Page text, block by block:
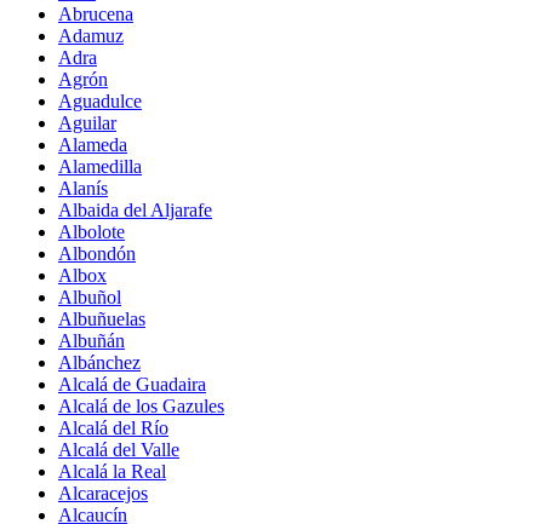
Abrucena
Adamuz
Adra
Agrón
Aguadulce
Aguilar
Alameda
Alamedilla
Alanís
Albaida del Aljarafe
Albolote
Albondón
Albox
Albuñol
Albuñuelas
Albuñán
Albánchez
Alcalá de Guadaira
Alcalá de los Gazules
Alcalá del Río
Alcalá del Valle
Alcalá la Real
Alcaracejos
Alcaucín